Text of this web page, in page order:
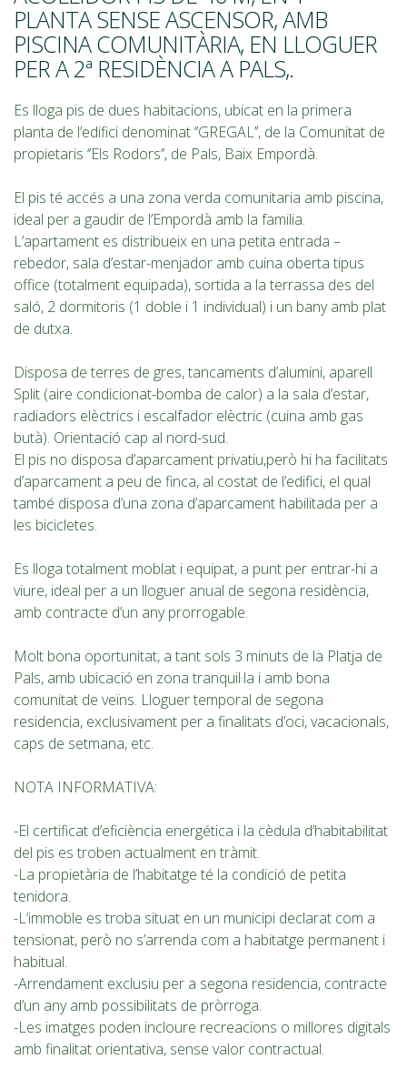
PLANTA SENSE ASCENSOR, AMB
PISCINA COMUNITÀRIA, EN LLOGUER
PER A 2ª RESIDÈNCIA A PALS,.
Es lloga pis de dues habitacions, ubicat en la primera
planta de l’edifici denominat ‘’GREGAL’’, de la Comunitat de
propietaris ‘’Els Rodors’’, de Pals, Baix Empordà.
El pis té accés a una zona verda comunitaria amb piscina,
ideal per a gaudir de l’Empordà amb la familia.
L’apartament es distribueix en una petita entrada –
rebedor, sala d’estar-menjador amb cuina oberta tipus
office (totalment equipada), sortida a la terrassa des del
saló, 2 dormitoris (1 doble i 1 individual) i un bany amb plat
de dutxa.
Disposa de terres de gres, tancaments d’alumini, aparell
Split (aire condicionat-bomba de calor) a la sala d’estar,
radiadors elèctrics i escalfador elèctric (cuina amb gas
butà). Orientació cap al nord-sud.
El pis no disposa d’aparcament privatiu,però hi ha facilitats
d’aparcament a peu de finca, al costat de l’edifici, el qual
també disposa d’una zona d’aparcament habilitada per a
les bicicletes.
Es lloga totalment moblat i equipat, a punt per entrar-hi a
viure, ideal per a un lloguer anual de segona residència,
amb contracte d’un any prorrogable.
Molt bona oportunitat, a tant sols 3 minuts de la Platja de
Pals, amb ubicació en zona tranquil·la i amb bona
comunitat de veïns. Lloguer temporal de segona
residencia, exclusivament per a finalitats d’oci, vacacionals,
caps de setmana, etc.
NOTA INFORMATIVA:
-El certificat d’eficiència energética i la cèdula d’habitabilitat
del pis es troben actualment en tràmit.
-La propietària de l’habitatge té la condició de petita
tenidora.
-L’immoble es troba situat en un municipi declarat com a
tensionat, però no s’arrenda com a habitatge permanent i
habitual.
-Arrendament exclusiu per a segona residencia, contracte
d’un any amb possibilitats de pròrroga.
-Les imatges poden incloure recreacions o millores digitals
amb finalitat orientativa, sense valor contractual.